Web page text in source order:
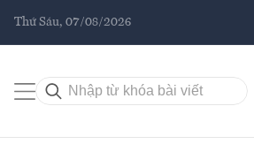
Thứ Sáu, 07/08/2026